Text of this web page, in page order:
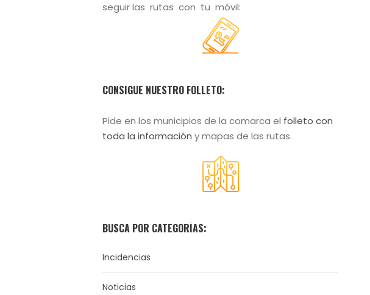
seguir las rutas con tu móvil:
CONSIGUE NUESTRO FOLLETO:
Pide en los municipios de la comarca el folleto con
toda la información y mapas de las rutas.
BUSCA POR CATEGORÍAS:
Incidencias
Noticias